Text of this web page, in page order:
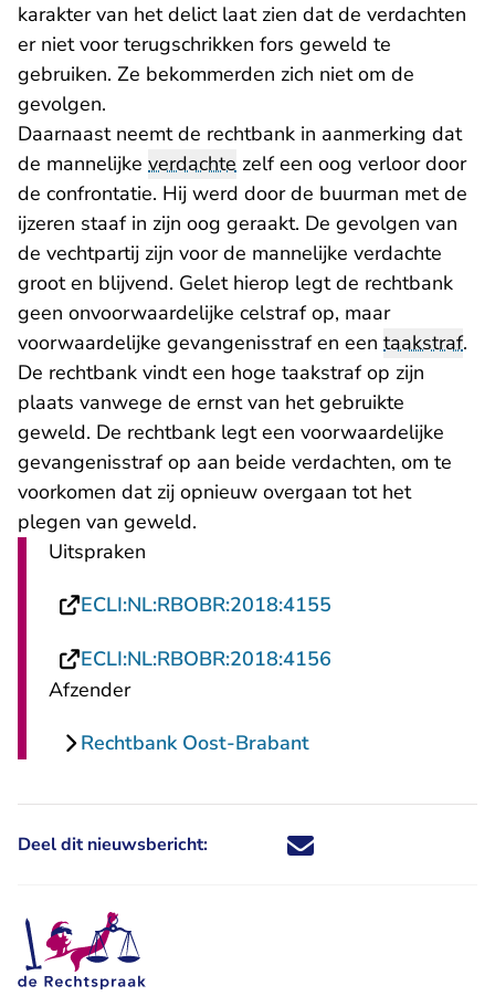
karakter van het delict laat zien dat de verdachten
er niet voor terugschrikken fors geweld te
gebruiken. Ze bekommerden zich niet om de
gevolgen.
Daarnaast neemt de rechtbank in aanmerking dat
de mannelijke verdachte zelf een oog verloor door
de confrontatie. Hij werd door de buurman met de
ijzeren staaf in zijn oog geraakt. De gevolgen van
de vechtpartij zijn voor de mannelijke verdachte
groot en blijvend. Gelet hierop legt de rechtbank
geen onvoorwaardelijke celstraf op, maar
voorwaardelijke gevangenisstraf en een taakstraf.
De rechtbank vindt een hoge taakstraf op zijn
plaats vanwege de ernst van het gebruikte
geweld. De rechtbank legt een voorwaardelijke
gevangenisstraf op aan beide verdachten, om te
voorkomen dat zij opnieuw overgaan tot het
plegen van geweld.
Uitspraken
ECLI:NL:RBOBR:2018:4155
ECLI:NL:RBOBR:2018:4156
Afzender
Rechtbank Oost-Brabant
Deel dit nieuwsbericht: Deel dit nieuwsbericht via X -
Deel dit nieuwsbericht via
Deel dit nieuwsbericht
Deel dit